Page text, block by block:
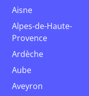
Aisne
Alpes-de-Haute-
Provence
Ardèche
Aube
Aveyron